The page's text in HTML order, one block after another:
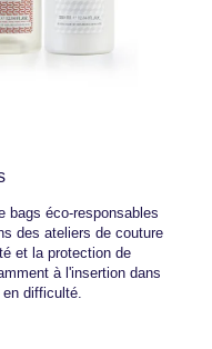
bags éco-responsables
des ateliers de couture
et la protection de
à l'insertion dans
difficulté.